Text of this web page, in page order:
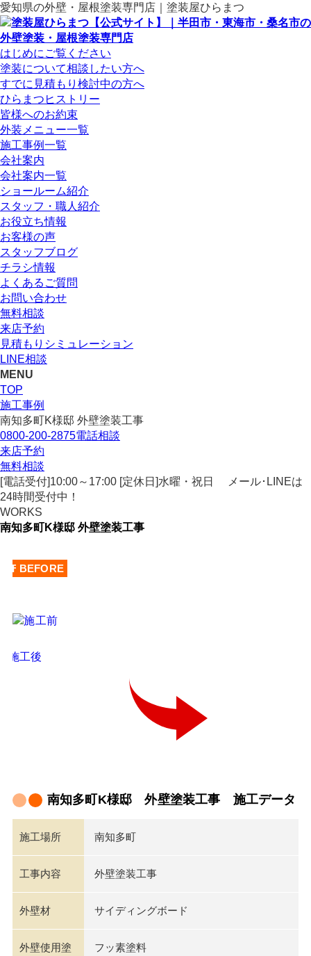
愛知県の外壁・屋根塗装専門店｜塗装屋ひらまつ
はじめにご覧ください
塗装について相談したい方へ
すでに見積もり検討中の方へ
ひらまつヒストリー
皆様へのお約束
外装メニュー一覧
施工事例一覧
会社案内
会社案内一覧
ショールーム紹介
スタッフ・職人紹介
お役立ち情報
お客様の声
スタッフブログ
チラシ情報
よくあるご質問
お問い合わせ
無料相談
来店予約
見積もりシミュレーション
LINE相談
MENU
TOP
施工事例
南知多町K様邸 外壁塗装工事
0800-200-2875電話相談
来店予約
無料相談
[電話受付]10:00～17:00 [定休日]水曜・祝日
メール･LINEは
24時間受付中！
WORKS
南知多町K様邸 外壁塗装工事
AFTER
BEFORE
南知多町K様邸 外壁塗装工事 施工データ
施工場所 南知多町
工事内容 外壁塗装工事
外壁材 サイディングボード
外壁使用塗
フッ素塗料